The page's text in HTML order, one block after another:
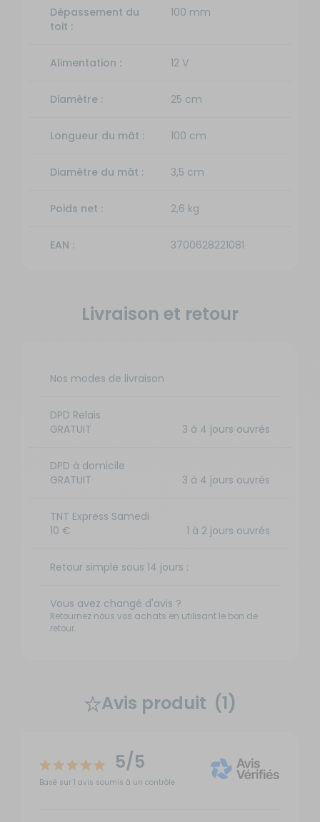
Dépassement du
toit :
100 mm
Alimentation : 12 V
Diamètre : 25 cm
Longueur du mât : 100 cm
Diamètre du mât : 3,5 cm
Poids net : 2,6 kg
EAN : 3700628221081
Livraison et retour
Nos modes de livraison
DPD Relais
GRATUIT
3 à 4 jours ouvrés
DPD à domicile
GRATUIT
3 à 4 jours ouvrés
TNT Express Samedi
10 €
1 à 2 jours ouvrés
Retour simple sous 14 jours :
Vous avez changé d'avis ?
Retournez nous vos achats en utilisant le bon de
retour.
Avis produit (1)
5/5
Basé sur 1 avis soumis à un contrôle